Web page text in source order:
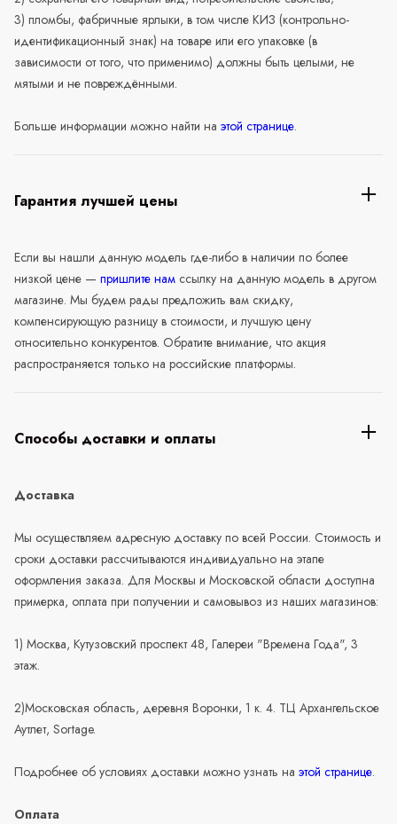
3) пломбы, фабричные ярлыки, в том числе КИЗ (контрольно-
идентификационный знак) на товаре или его упаковке (в
зависимости от того, что применимо) должны быть целыми, не
мятыми и не повреждёнными.
Больше информации можно найти на этой странице.
Гарантия лучшей цены
Если вы нашли данную модель где-либо в наличии по более
низкой цене — пришлите нам ссылку на данную модель в другом
магазине. Мы будем рады предложить вам скидку,
компенсирующую разницу в стоимости, и лучшую цену
относительно конкурентов. Обратите внимание, что акция
распространяется только на российские платформы.
Способы доставки и оплаты
Доставка
Мы осуществляем адресную доставку по всей России. Стоимость и
сроки доставки рассчитываются индивидуально на этапе
оформления заказа. Для Москвы и Московской области доступна
примерка, оплата при получении и самовывоз из наших магазинов:
1) Москва, Кутузовский проспект 48, Галереи "Времена Года", 3
этаж.
2)Московская область, деревня Воронки, 1 к. 4. ТЦ Архангельское
Аутлет, Sortage.
Подробнее об условиях доставки можно узнать на этой странице.
Оплата